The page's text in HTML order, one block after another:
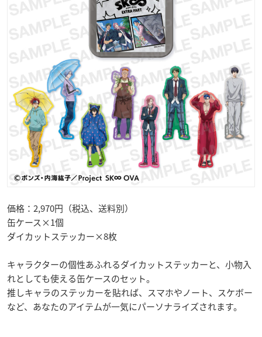
価格：2,970円（税込、送料別）
缶ケース×1個
ダイカットステッカー×8枚
キャラクターの個性あふれるダイカットステッカーと、小物入
れとしても使える缶ケースのセット。
推しキャラのステッカーを貼れば、スマホやノート、スケボー
など、あなたのアイテムが一気にパーソナライズされます。